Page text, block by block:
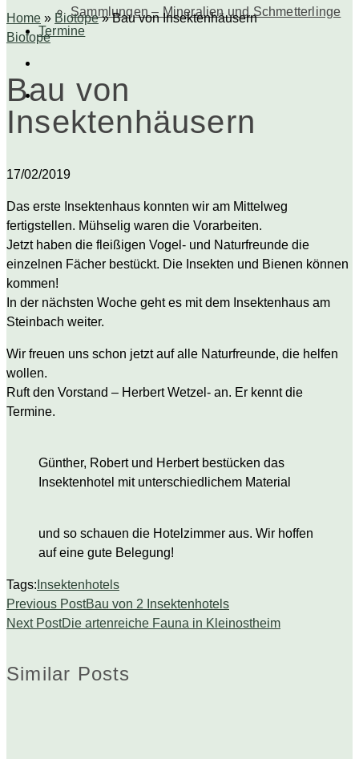
Sammlungen – Mineralien und Schmetterlinge
Termine
Home » Biotope » Bau von Insektenhäusern
Biotope
Bau von
Insektenhäusern
17/02/2019
Das erste Insektenhaus konnten wir am Mittelweg
fertigstellen. Mühselig waren die Vorarbeiten.
Jetzt haben die fleißigen Vogel- und Naturfreunde die
einzelnen Fächer bestückt. Die Insekten und Bienen können
kommen!
In der nächsten Woche geht es mit dem Insektenhaus am
Steinbach weiter.
Wir freuen uns schon jetzt auf alle Naturfreunde, die helfen
wollen.
Ruft den Vorstand – Herbert Wetzel- an. Er kennt die
Termine.
Günther, Robert und Herbert bestücken das
Insektenhotel mit unterschiedlichem Material
und so schauen die Hotelzimmer aus. Wir hoffen
auf eine gute Belegung!
Tags: Insektenhotels
Previous PostBau von 2 Insektenhotels
Next PostDie artenreiche Fauna in Kleinostheim
Similar Posts